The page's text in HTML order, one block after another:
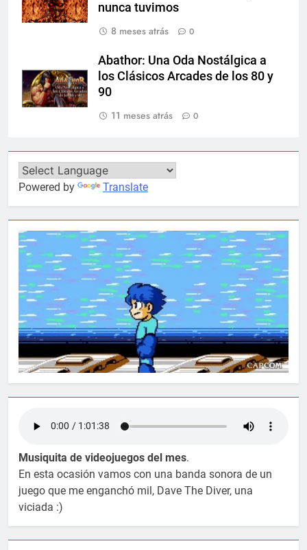
nunca tuvimos
8 meses atrás
0
Abathor: Una Oda Nostálgica a
los Clásicos Arcades de los 80 y
90
11 meses atrás
0
Powered by Translate
Musiquita de videojuegos del mes.
En esta ocasión vamos con una banda sonora de un
juego que me enganchó mil, Dave The Diver, una
viciada :)